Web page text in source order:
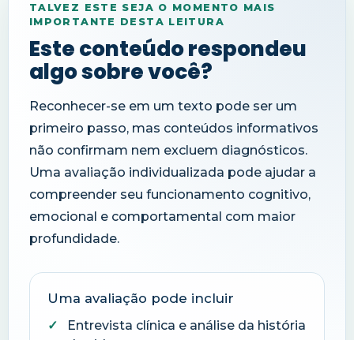
TALVEZ ESTE SEJA O MOMENTO MAIS
IMPORTANTE DESTA LEITURA
Este conteúdo respondeu
algo sobre você?
Reconhecer-se em um texto pode ser um
primeiro passo, mas conteúdos informativos
não confirmam nem excluem diagnósticos.
Uma avaliação individualizada pode ajudar a
compreender seu funcionamento cognitivo,
emocional e comportamental com maior
profundidade.
Uma avaliação pode incluir
Entrevista clínica e análise da história